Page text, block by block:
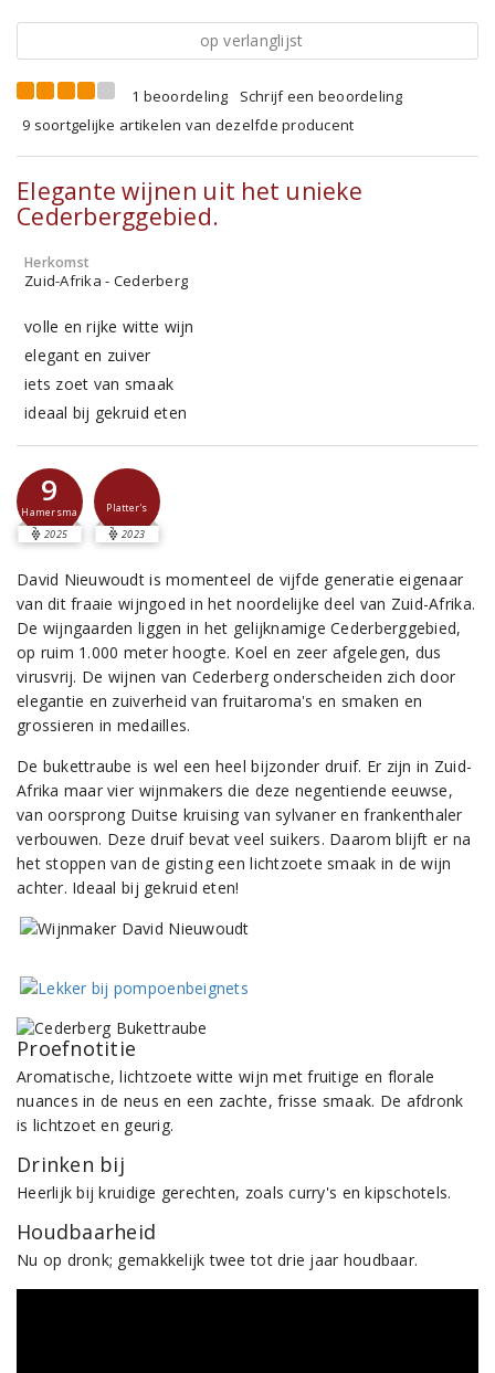
op verlanglijst
1 beoordeling
Schrijf een beoordeling
9 soortgelijke artikelen van dezelfde producent
Elegante wijnen uit het unieke
Cederberggebied.
Herkomst
Zuid-Afrika - Cederberg
volle en rijke witte wijn
elegant en zuiver
iets zoet van smaak
ideaal bij gekruid eten
9
Hamersma
2025
Platter's
2023
David Nieuwoudt is momenteel de vijfde generatie eigenaar
van dit fraaie wijngoed in het noordelijke deel van Zuid-Afrika.
De wijngaarden liggen in het gelijknamige Cederberggebied,
op ruim 1.000 meter hoogte. Koel en zeer afgelegen, dus
virusvrij. De wijnen van Cederberg onderscheiden zich door
elegantie en zuiverheid van fruitaroma's en smaken en
grossieren in medailles.
De bukettraube is wel een heel bijzonder druif. Er zijn in Zuid-
Afrika maar vier wijnmakers die deze negentiende eeuwse,
van oorsprong Duitse kruising van sylvaner en frankenthaler
verbouwen. Deze druif bevat veel suikers. Daarom blijft er na
het stoppen van de gisting een lichtzoete smaak in de wijn
achter. Ideaal bij gekruid eten!
Proefnotitie
Aromatische, lichtzoete witte wijn met fruitige en florale
nuances in de neus en een zachte, frisse smaak. De afdronk
is lichtzoet en geurig.
Drinken bij
Heerlijk bij kruidige gerechten, zoals curry's en kipschotels.
Houdbaarheid
Nu op dronk; gemakkelijk twee tot drie jaar houdbaar.